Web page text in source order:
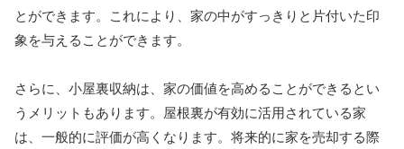
とができます。これにより、家の中がすっきりと片付いた印
象を与えることができます。
さらに、小屋裏収納は、家の価値を高めることができるとい
うメリットもあります。屋根裏が有効に活用されている家
は、一般的に評価が高くなります。将来的に家を売却する際